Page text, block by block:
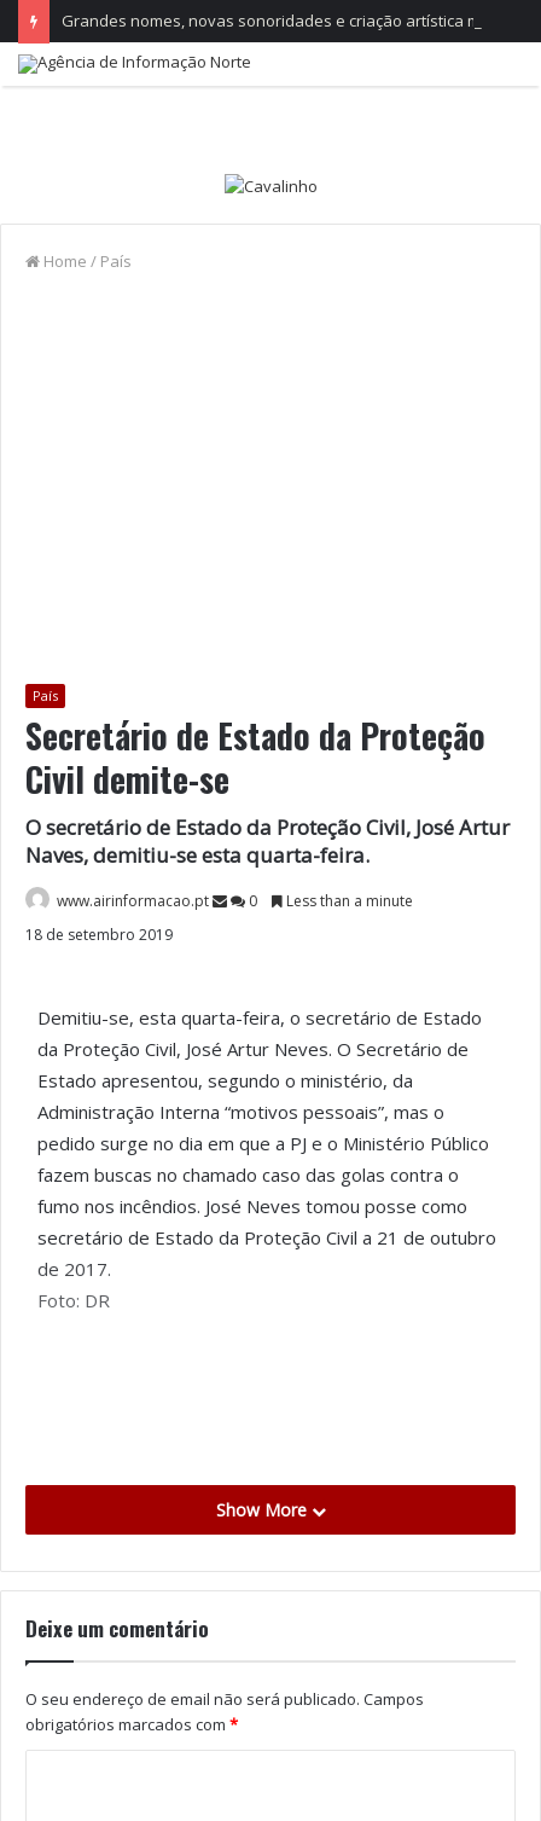
Home / País
País
Secretário de Estado da Proteção
Civil demite-se
O secretário de Estado da Proteção Civil, José Artur
Naves, demitiu-se esta quarta-feira.
www.airinformacao.pt 0
Less than a minute
18 de setembro 2019
Demitiu-se, esta quarta-feira, o secretário de Estado
da Proteção Civil, José Artur Neves. O Secretário de
Estado apresentou, segundo o ministério, da
Administração Interna “motivos pessoais”, mas o
pedido surge no dia em que a PJ e o Ministério Público
fazem buscas no chamado caso das golas contra o
fumo nos incêndios. José Neves tomou posse como
secretário de Estado da Proteção Civil a 21 de outubro
de 2017.
Foto: DR
Show More
Deixe um comentário
O seu endereço de email não será publicado. Campos
obrigatórios marcados com *